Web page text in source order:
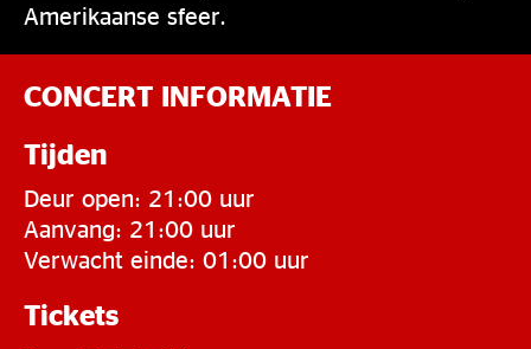
Amerikaanse sfeer.
CONCERT INFORMATIE
Tijden
Deur open: 21:00 uur
Aanvang: 21:00 uur
Verwacht einde: 01:00 uur
Tickets